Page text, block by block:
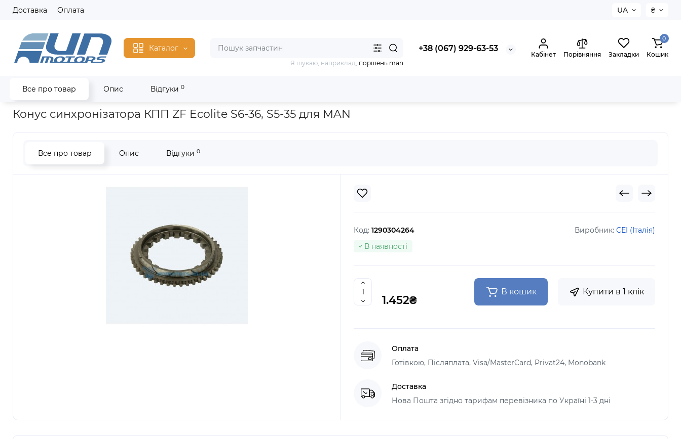
Доставка Оплата UA ₴
Каталог +38 (067) 929-63-53
Я шукаю, наприклад, поршень man
Кабінет Порівняння Закладки
0
Кошик
Все про товар Опис Відгуки 0
Головна Трансмісія і КПП Конус синхронізатора КПП ZF Ecolite S6-36, S5-35 для MAN
Конус синхронізатора КПП ZF Ecolite S6-36, S5-35 для MAN
Все про товар Опис Відгуки 0
Код: 1290304264 Виробник: CEI (Італія)
В наявності
1.452₴
В кошик Купити в 1 клік
Оплата
Готівкою, Післяплата, Visa/MasterCard, Privat24, Monobank
Доставка
Нова Пошта згідно тарифам перевізника по Україні 1-3 дні